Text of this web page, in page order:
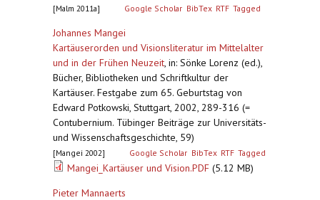
[Malm 2011a] Google Scholar BibTex RTF Tagged
Johannes Mangei
Kartäuserorden und Visionsliteratur im Mittelalter
und in der Frühen Neuzeit, in: Sönke Lorenz (ed.),
Bücher, Bibliotheken und Schriftkultur der
Kartäuser. Festgabe zum 65. Geburtstag von
Edward Potkowski, Stuttgart, 2002, 289-316 (=
Contubernium. Tübinger Beiträge zur Universitäts-
und Wissenschaftsgeschichte, 59)
[Mangei 2002] Google Scholar BibTex RTF Tagged
Mangei_Kartäuser und Vision.PDF (5.12 MB)
Pieter Mannaerts